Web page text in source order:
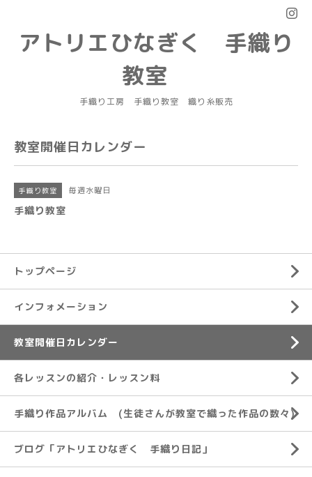
アトリエひなぎく 手織り
教室
手織り工房 手織り教室 織り糸販売
教室開催日カレンダー
手織り教室 毎週水曜日
手織り教室
トップページ
インフォメーション
教室開催日カレンダー
各レッスンの紹介・レッスン料
手織り作品アルバム (生徒さんが教室で織った作品の数々)
ブログ「アトリエひなぎく 手織り日記」